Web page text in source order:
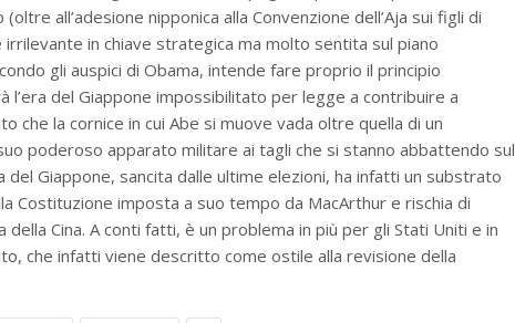
all’adesione nipponica alla Convenzione dell’Aja sui figli di
in chiave strategica ma molto sentita sul piano
gli auspici di Obama, intende fare proprio il principio
l’era del Giappone impossibilitato per legge a contribuire a
che la cornice in cui Abe si muove vada oltre quella di un
poderoso apparato militare ai tagli che si stanno abbattendo sul
Giappone, sancita dalle ultime elezioni, ha infatti un substrato
Costituzione imposta a suo tempo da MacArthur e rischia di
Cina. A conti fatti, è un problema in più per gli Stati Uniti e in
che infatti viene descritto come ostile alla revisione della